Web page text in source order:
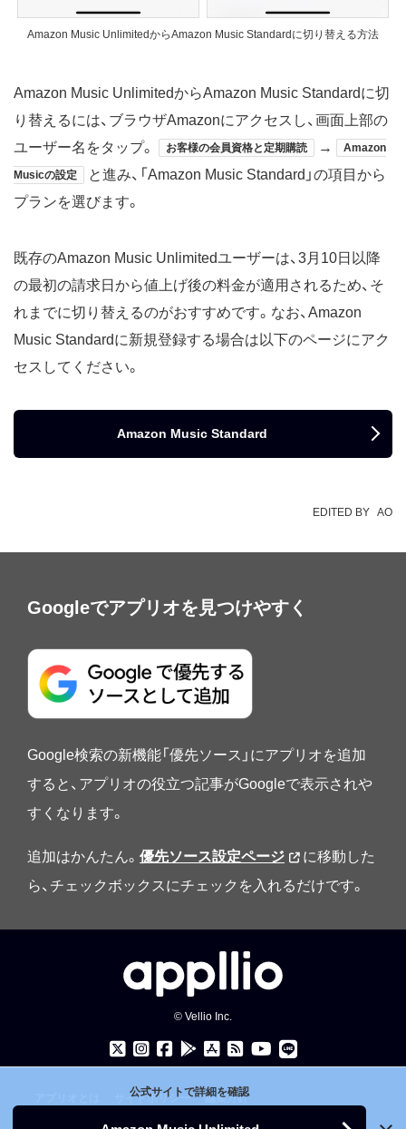
Amazon Music UnlimitedからAmazon Music Standardに切り替える方法
Amazon Music UnlimitedからAmazon Music Standardに切
り替えるには、ブラウザAmazonにアクセスし、画面上部の
ユーザー名をタップ。
お客様の会員資格と定期購読 → Amazon
Musicの設定
と進み、「Amazon Music Standard」の項目から
プランを選びます。
既存のAmazon Music Unlimitedユーザーは、3月10日以降
の最初の請求日から値上げ後の料金が適用されるため、そ
れまでに切り替えるのがおすすめです。なお、Amazon
Music Standardに新規登録する場合は以下のページにアク
セスしてください。
Amazon Music Standard
EDITED BY AO
Googleでアプリオを見つけやすく
Google検索の新機能「優先ソース」にアプリオを追加
すると、アプリオの役立つ記事がGoogleで表示されや
すくなります。
追加はかんたん。 優先ソース設定ページ
に移動した
ら、チェックボックスにチェックを入れるだけです。
© Vellio Inc.
サイトポリシー 編集方針
公式サイトで詳細を確認